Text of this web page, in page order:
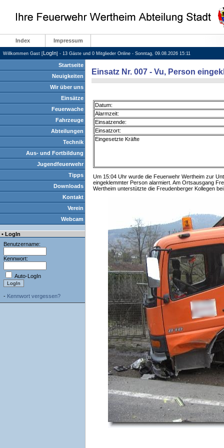
Index Impressum
Willkommen Gast [LogIn] - 13 Gäste und 0 Mitglieder Online - Sonntag, 09.08.2026 15:11
Startseite
Neuigkeiten
Wir über uns
Einsätze
Feuerwache
Fahrzeuge
Abteilungen
Technik
Aus- und Fortbildung
Jugendfeuerwehr
Tipps
Downloads
Kontakt
Verein
Webcam
• LogIn
Benutzername:
Kennwort:
Auto-LogIn
- Kennwort vergessen?
Einsatz Nr. 007 - Vu, Person
Datum:
Alarmzeit:
Einsatzende:
Einsatzort:
Eingesetzte Kräfte
Um 15:04 Uhr wurde die Feuerwehr Wertheim zur
eingeklemmter Person alarmiert. Am Ortsausgang
Wertheim unterstützte die Freudenberger Kollegen